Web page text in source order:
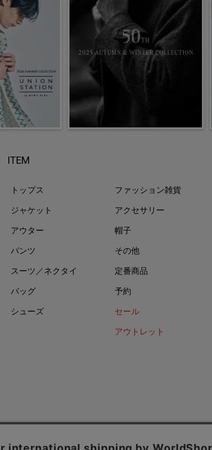
ITEM
トップス
ジャケット
アウター
パンツ
スーツ／ネクタイ
バッグ
シューズ
ファッション雑貨
アクセサリー
帽子
その他
定番商品
予約
セール
アウトレット